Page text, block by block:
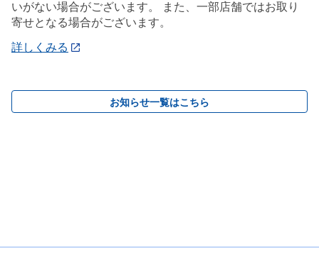
いがない場合がございます。 また、一部店舗ではお取り
寄せとなる場合がございます。
詳しくみる
お知らせ一覧はこちら